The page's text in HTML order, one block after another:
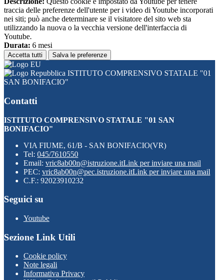
traccia delle preferenze dell'utente per i video di Youtube incorporati
nei siti; può anche determinare se il visitatore del sito web sta
utilizzando la nuova o la vecchia versione dell'interfaccia di
Youtube.
Durata: 6 mesi
Accetta tutti Salva le preferenze
ISTITUTO COMPRENSIVO STATALE "01
SAN BONIFACIO"
Contatti
ISTITUTO COMPRENSIVO STATALE "01 SAN
BONIFACIO"
VIA FIUME, 61/B - SAN BONIFACIO(VR)
Tel: 045/7610550
Email: vric8ab00n@istruzione.itLink per inviare una mail
PEC: vric8ab00n@pec.istruzione.itLink per inviare una mail
C.F.: 92023910232
Seguici su
Youtube
Sezione Link Utili
Cookie policy
Note legali
Informativa Privacy